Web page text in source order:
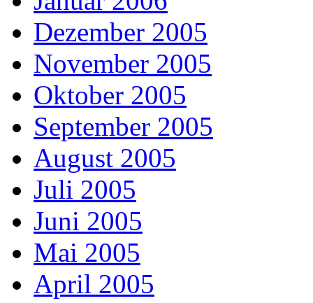
Dezember 2005
November 2005
Oktober 2005
September 2005
August 2005
Juli 2005
Juni 2005
Mai 2005
April 2005